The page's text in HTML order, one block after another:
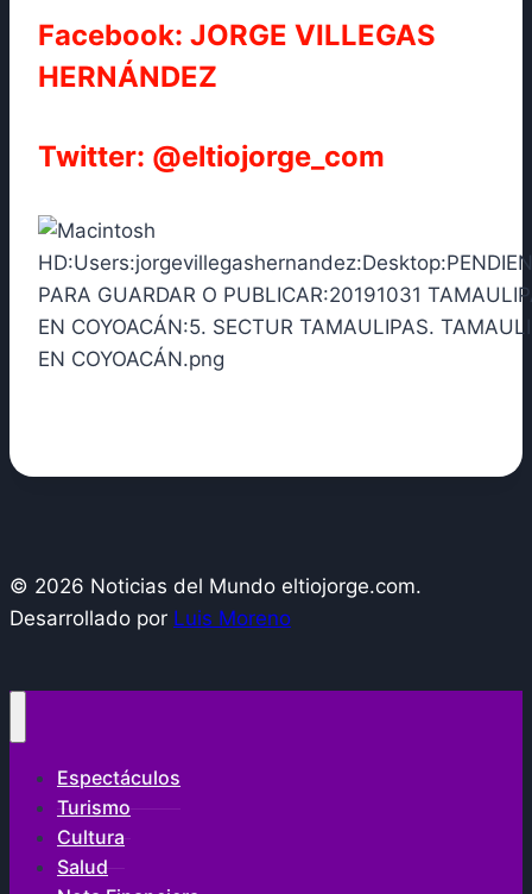
Facebook: JORGE VILLEGAS
HERNÁNDEZ
Twitter: @eltiojorge_com
© 2026 Noticias del Mundo eltiojorge.com.
Desarrollado por Luis Moreno
Espectáculos
Turismo
Cultura
Salud